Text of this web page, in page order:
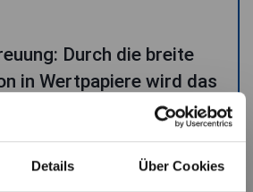
Details Über Cookies
Durch die breite
in Wertpapiere wird das
gegenüber einem